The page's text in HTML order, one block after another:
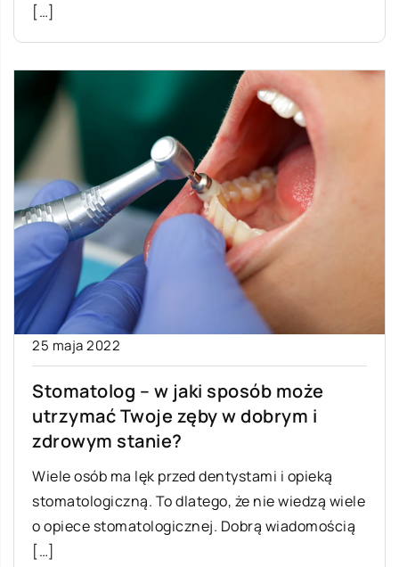
[…]
25 maja 2022
Stomatolog – w jaki sposób może
utrzymać Twoje zęby w dobrym i
zdrowym stanie?
Wiele osób ma lęk przed dentystami i opieką
stomatologiczną. To dlatego, że nie wiedzą wiele
o opiece stomatologicznej. Dobrą wiadomością
[…]